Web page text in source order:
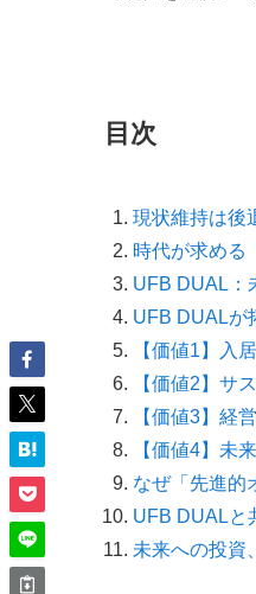
目次
現状維持は後
時代が求める
UFB DUAL：
UFB DUALが
【価値1】入
【価値2】サ
【価値3】経
【価値4】未
なぜ「先進的
UFB DUALと
未来への投資